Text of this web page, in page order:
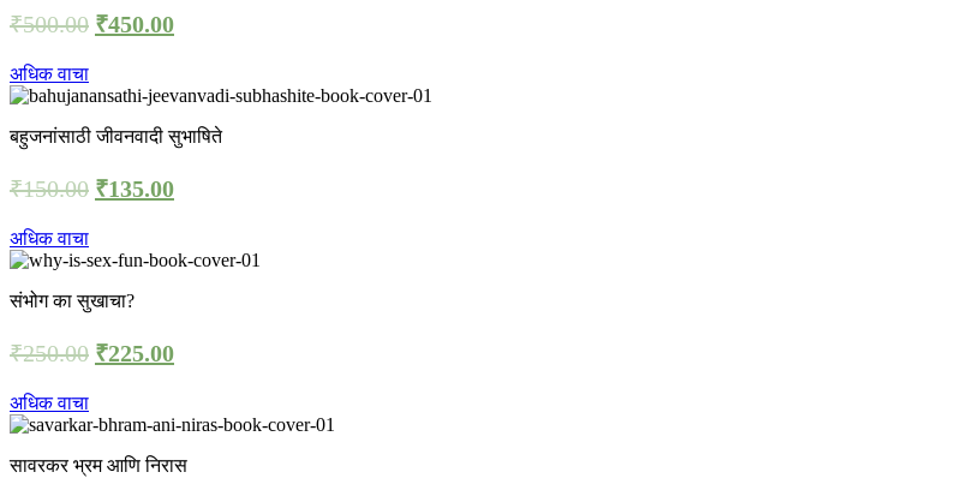
₹500.00 ₹450.00
अधिक वाचा
बहुजनांसाठी जीवनवादी सुभाषिते
₹150.00 ₹135.00
अधिक वाचा
संभोग का सुखाचा?
₹250.00 ₹225.00
अधिक वाचा
सावरकर भ्रम आणि निरास